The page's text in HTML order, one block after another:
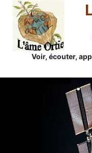
Voir, écouter,